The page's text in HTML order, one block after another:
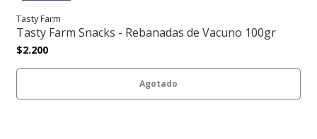
Tasty Farm
Tasty Farm Snacks - Rebanadas de Vacuno 100gr
$2.200
Agotado